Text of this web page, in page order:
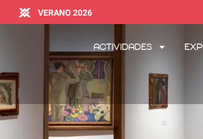
VERANO 2026
Actividades